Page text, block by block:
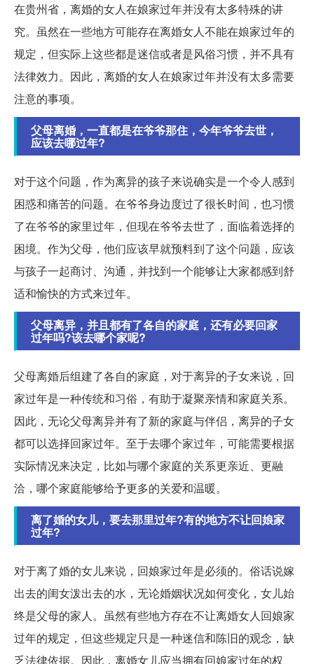
在贵州省，离婚的女人在娘家过年并没有太多特殊的讲
究。虽然在一些地方可能存在离婚女人不能在娘家过年的
规定，但实际上这些都是迷信或者是风俗习惯，并不具有
法律效力。因此，离婚的女人在娘家过年并没有太多需要
注意的事项。
父母离婚，一直都是在爷爷那住，今年爷爷去世，
应该去哪过年?
对于这个问题，作为离异的孩子来说确实是一个令人感到
困惑和痛苦的问题。在爷爷身边度过了很长时间，也习惯
了在爷爷的家里过年，但现在爷爷去世了，面临着选择的
困境。作为父母，他们应该早就预料到了这个问题，应该
与孩子一起商讨、沟通，并找到一个能够让大家都感到舒
适和愉快的方式来过年。
父母离异，并且都有了各自的家庭，还有必要回家
过年吗?该去哪个家呢?
父母离婚后组建了各自的家庭，对于离异的子女来说，回
家过年是一种传统和习俗，有助于凝聚亲情和家庭关系。
因此，无论父母离异并有了新的家庭与伴侣，离异的子女
都可以选择回家过年。至于去哪个家过年，可能需要根据
实际情况来决定，比如与哪个家庭的关系更亲近、更融
洽，哪个家庭能够给予更多的关爱和温暖。
离了婚的女儿，要去那里过年?有的地方不让回娘家
过年?
对于离了婚的女儿来说，回娘家过年是必须的。俗话说嫁
出去的闺女泼出去的水，无论婚姻状况如何变化，女儿始
终是父母的家人。虽然有些地方存在不让离婚女人回娘家
过年的规定，但这些规定只是一种迷信和陈旧的观念，缺
乏法律依据。因此，离婚女儿应当拥有回娘家过年的权